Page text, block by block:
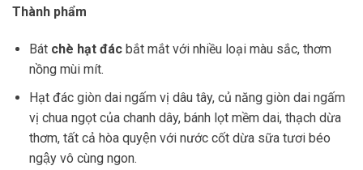
Thành phẩm
Bát chè hạt đácbắt mắt với nhiều loại màu sắc, thơm
nồng mùi mít.
Hạt đác giòn dai ngấm vị dâu tây, củ năng giòn dai ngấm
vị chua ngọt của chanh dây, bánh lọt mềm dai, thạch dừa
thơm, tất cả hòa quyện với nước cốt dừa sữa tươi béo
ngậy vô cùng ngon.